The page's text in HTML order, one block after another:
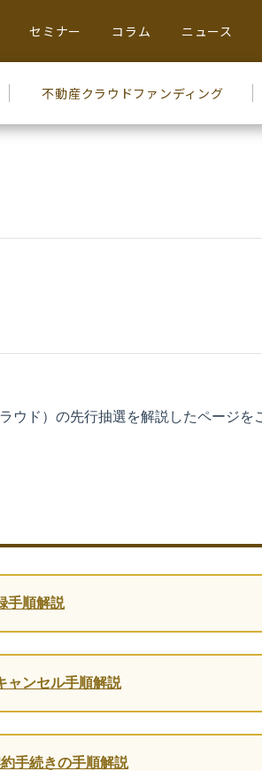
セミナー コラム ニュース
不動産クラウドファンディング
ウド）の先行抽選を解説したページを
手順解説
ャンセル手順解説
手続きの手順解説